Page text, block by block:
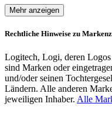
Mehr anzeigen
Rechtliche Hinweise zu
Logitech, Logi, deren
sind Marken oder
und/oder seinen
Ländern. Alle anderen
jeweiligen Inhaber. Alle